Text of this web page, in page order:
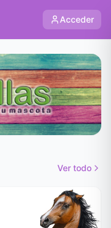
Acceder
Ver todo